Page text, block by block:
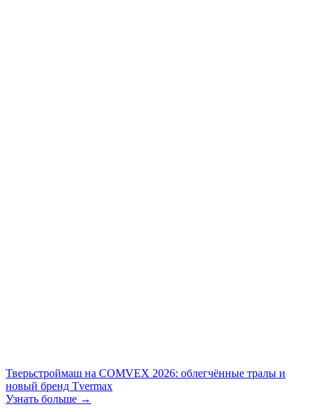
Тверьстроймаш на COMVEX 2026: облегчённые тралы и
новый бренд Tvermax
Узнать больше →